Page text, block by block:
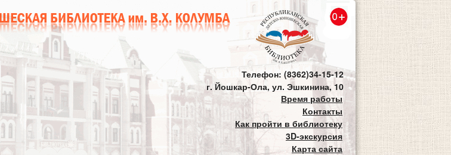
Телефон: (8362)34-15-12
г. Йошкар-Ола, ул. Эшкинина, 10
Время работы
Контакты
Как пройти в библиотеку
3D-экскурсия
Карта сайта